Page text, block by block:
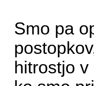
Smo pa
hitrostjo